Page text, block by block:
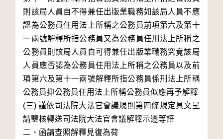
則該局人員自不得兼任出版業職務如該局人員不應
認為公務員任用法上所稱之公務員前項第六及第十
一兩號解釋所指公務員又為公務員任用法上所稱之
公務員則該局人員自可得兼任出版業職務究竟該局
人員應否認為公務員任用法上所稱之公務員以及前
項第六及第十一兩號解釋所指公務員係刑法上所稱
公務員抑公務員任用法上所稱公務員似應再予解釋
(三) 謹依司法院大法官會議規則第四條規定具文呈
請鑒核轉送司法院大法官會議解釋示遵等語
二、函請查照解釋見復為荷